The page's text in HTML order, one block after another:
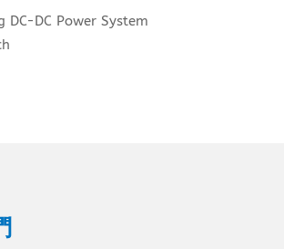
DC-DC Power System